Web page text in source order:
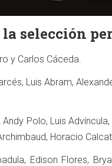
selección
y Carlos Cáceda.
Luis Abram,
Polo, Luis
Horacio
Edison Flores,